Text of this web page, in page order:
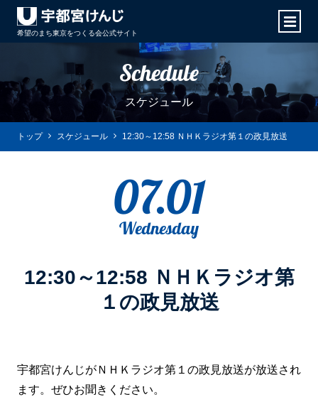
希望のまち東京をつくる会公式サイト
Schedule
スケジュール
トップ スケジュール 12:30～12:58 ＮＨＫラジオ第１の政見放送
07.01
Wednesday
12:30～12:58 ＮＨＫラジオ第
１の政見放送
宇都宮けんじがＮＨＫラジオ第１の政見放送が放送され
ます。ぜひお聞きください。